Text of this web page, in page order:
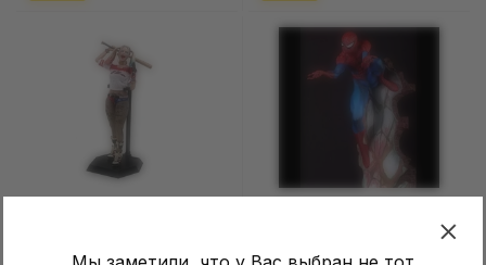
(44358)
Нет в наличии Нет в наличии